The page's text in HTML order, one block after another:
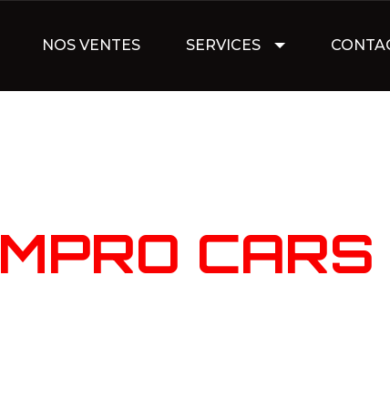
NOS VENTES SERVICES
MPRO CARS